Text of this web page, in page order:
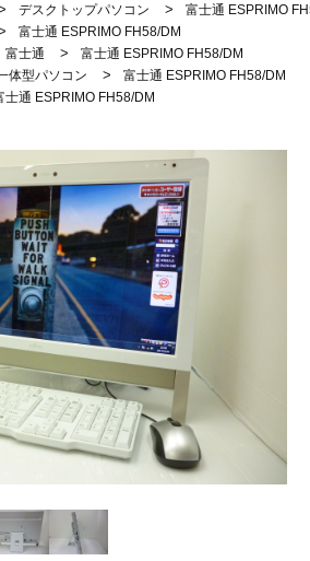
デスクトップパソコン >
富士通 ESPRIMO
富士通 ESPRIMO FH58/DM
富士通 >
富士通 ESPRIMO FH58/DM
体型パソコン >
富士通 ESPRIMO FH58/DM
士通 ESPRIMO FH58/DM